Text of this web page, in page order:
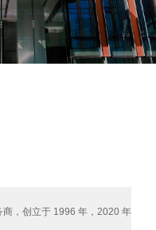
，创立于 1996 年，2020 年